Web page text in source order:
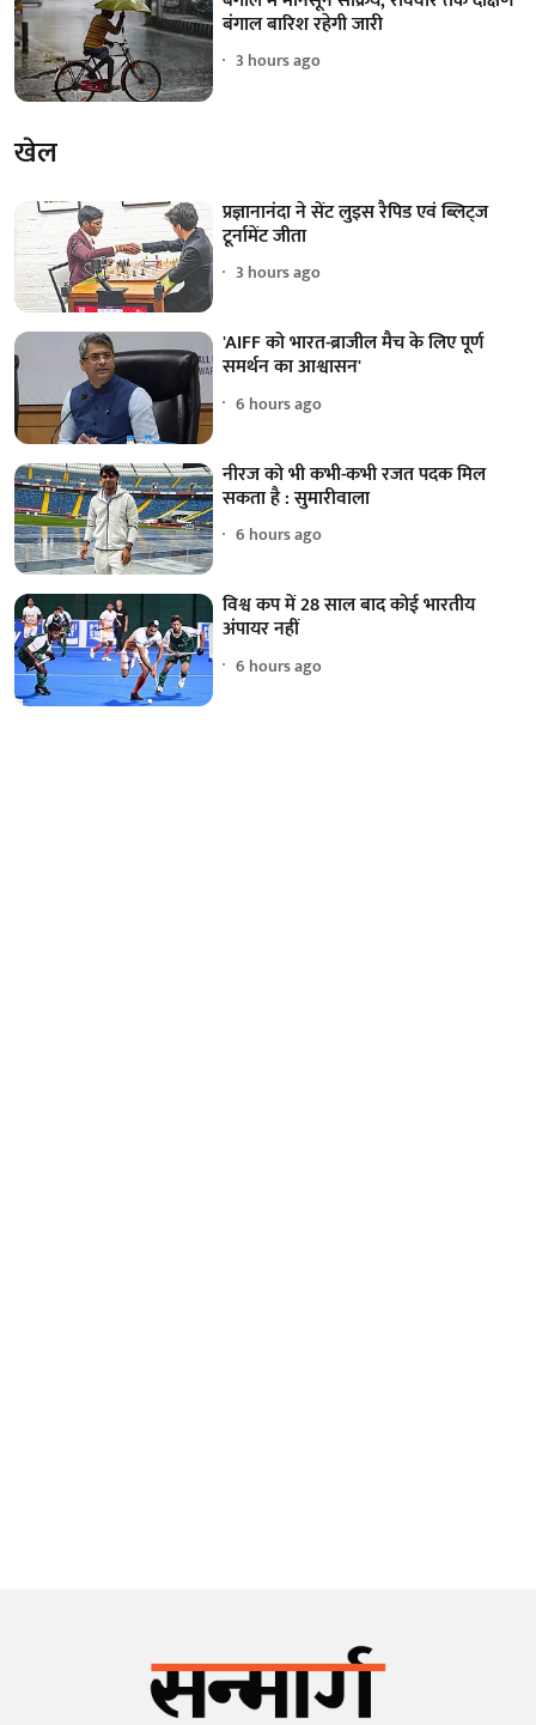
बंगाल बारिश रहेगी जारी
3 hours ago
खेल
प्रज्ञानानंदा ने सेंट लुइस रैपिड एवं ब्लिट्ज
टूर्नामेंट जीता
3 hours ago
'AIFF को भारत-ब्राजील मैच के लिए पूर्ण
समर्थन का आश्वासन'
6 hours ago
नीरज को भी कभी-कभी रजत पदक मिल
सकता है : सुमारीवाला
6 hours ago
विश्व कप में 28 साल बाद कोई भारतीय
अंपायर नहीं
6 hours ago